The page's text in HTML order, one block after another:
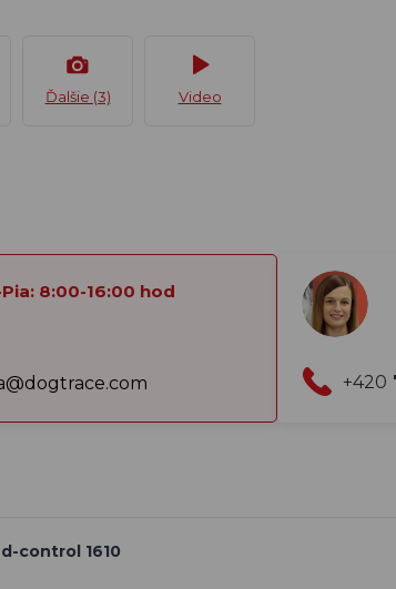
Ďalšie (3) Video
8:00-16:00 hod
+420
control 1610